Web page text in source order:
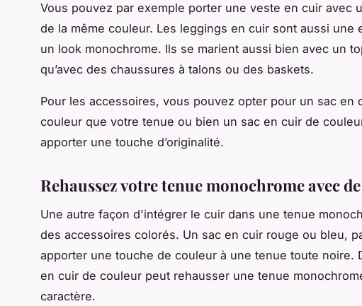
Vous pouvez par exemple porter une veste en cuir avec
de la même couleur. Les leggings en cuir sont aussi une
un look monochrome. Ils se marient aussi bien avec un
qu’avec des chaussures à talons ou des baskets.
Pour les accessoires, vous pouvez opter pour un sac en
couleur que votre tenue ou bien un sac en cuir de
apporter une touche d’originalité.
Rehaussez votre tenue monochrome avec
Une autre façon d'intégrer le cuir dans une tenue
des accessoires colorés. Un sac en cuir rouge ou bleu,
apporter une touche de couleur à une tenue toute noire.
en cuir de couleur peut rehausser une tenue
caractère.